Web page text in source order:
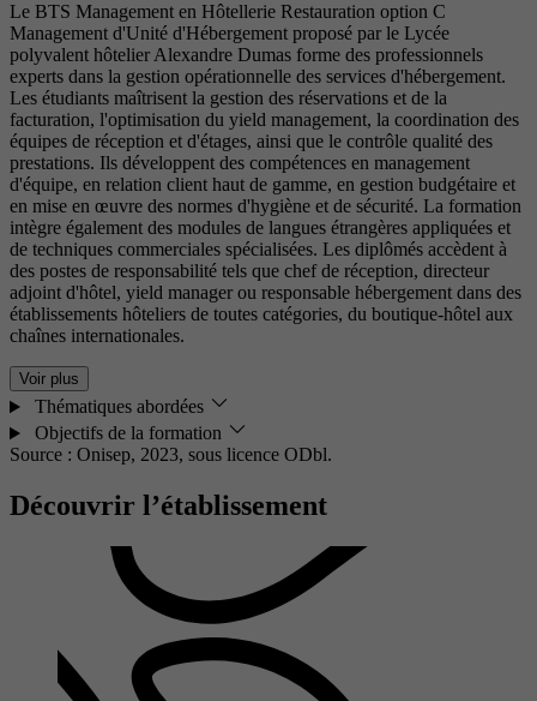
Le BTS Management en Hôtellerie Restauration option C
Management d'Unité d'Hébergement proposé par le Lycée
polyvalent hôtelier Alexandre Dumas forme des professionnels
experts dans la gestion opérationnelle des services d'hébergement.
Les étudiants maîtrisent la gestion des réservations et de la
facturation, l'optimisation du yield management, la coordination des
équipes de réception et d'étages, ainsi que le contrôle qualité des
prestations. Ils développent des compétences en management
d'équipe, en relation client haut de gamme, en gestion budgétaire et
en mise en œuvre des normes d'hygiène et de sécurité. La formation
intègre également des modules de langues étrangères appliquées et
de techniques commerciales spécialisées. Les diplômés accèdent à
des postes de responsabilité tels que chef de réception, directeur
adjoint d'hôtel, yield manager ou responsable hébergement dans des
établissements hôteliers de toutes catégories, du boutique-hôtel aux
chaînes internationales.
Voir plus
Thématiques abordées
Objectifs de la formation
Source : Onisep, 2023, sous licence ODbl.
Découvrir l’établissement